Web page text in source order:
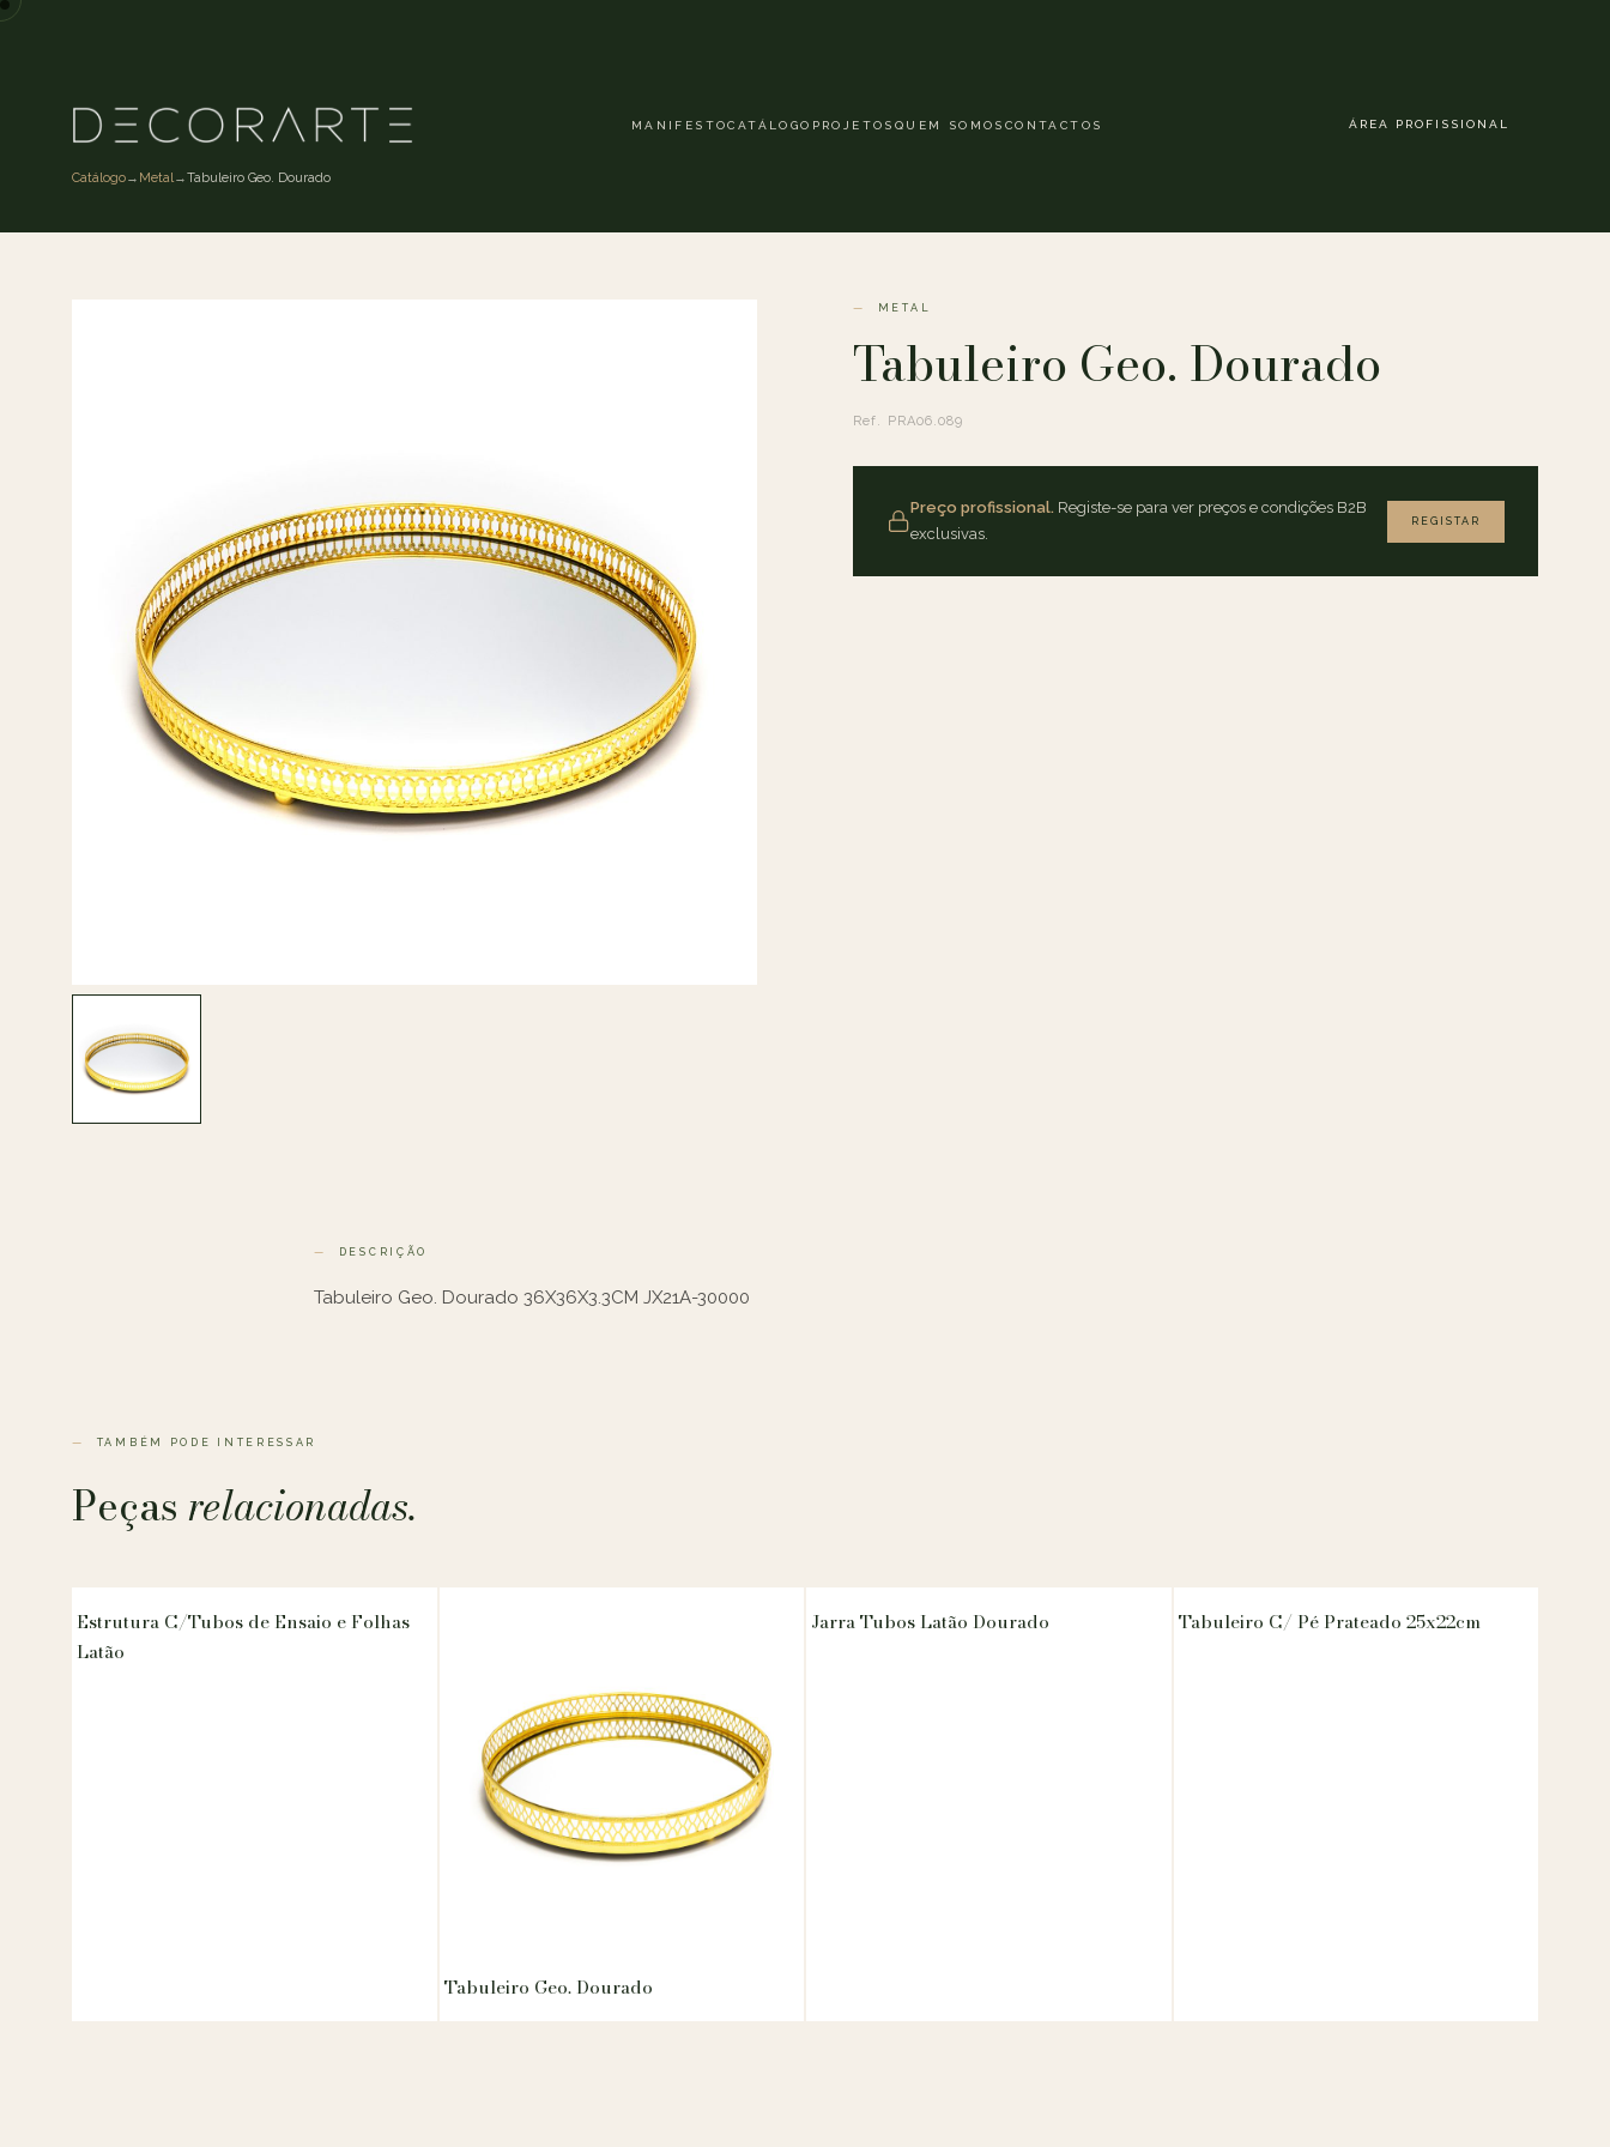
MANIFESTOCATÁLOGO PROJETOS QUEM SOMOS CONTACTOS ÁREA PROFISSIONAL
Catálogo→ Metal→Tabuleiro Geo. Dourado
METAL
Tabuleiro Geo. Dourado
Ref. PRA06.089
Preço profissional. Registe-se para ver preços e condições B2B
exclusivas.
REGISTAR
DESCRIÇÃO
Tabuleiro Geo. Dourado 36X36X3.3CM JX21A-30000
TAMBÉM PODE INTERESSAR
Peçasrelacionadas.
Estrutura C/Tubos de Ensaio e Folhas
Latão
Tabuleiro Geo. Dourado
Jarra Tubos Latão Dourado Tabuleiro C/ Pé Prateado 25x22cm